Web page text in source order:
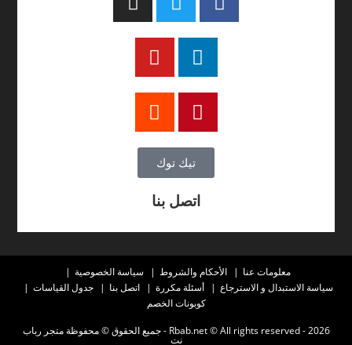
تيك توك
اتصل بنا
معلومات عنا الأحكام والشروط
سياسة الخصوصية
سياسة الاستبدال و الاسترجاع
أسئلة مكررة اتصل بنا
جدول القياسات
كوبونات الخصم
2026 - Rbab.net © All rights reserved - جميع الحقوق © محفوظة متجر رباب
نت